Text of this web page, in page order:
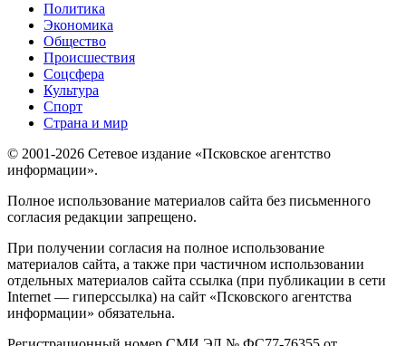
Политика
Экономика
Общество
Происшествия
Соцсфера
Культура
Спорт
Страна и мир
© 2001-2026 Сетевое издание «Псковское агентство
информации».
Полное использование материалов сайта без письменного
согласия редакции запрещено.
При получении согласия на полное использование
материалов сайта, а также при частичном использовании
отдельных материалов сайта ссылка (при публикации в сети
Internet — гиперссылка) на сайт «Псковского агентства
информации» обязательна.